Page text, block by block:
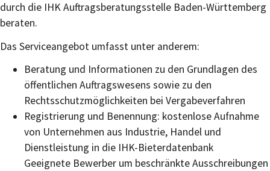
durch die IHK Auftragsberatungsstelle Baden-Württemberg
beraten.
Das Serviceangebot umfasst unter anderem:
Beratung und Informationen zu den Grundlagen des
öffentlichen Auftragswesens sowie zu den
Rechtsschutzmöglichkeiten bei Vergabeverfahren
Registrierung und Benennung: kostenlose Aufnahme
von Unternehmen aus Industrie, Handel und
Dienstleistung in die IHK-Bieterdatenbank
Geeignete Bewerber um beschränkte Ausschreibungen